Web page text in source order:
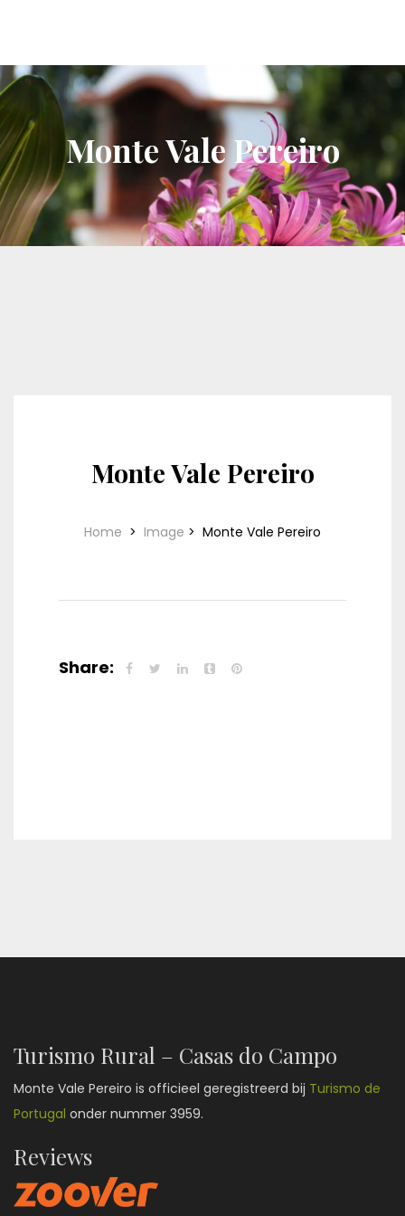
Monte Vale Pereiro
Monte Vale Pereiro
Home > Image > Monte Vale Pereiro
Share:
Turismo Rural – Casas do Campo
Monte Vale Pereiro is officieel geregistreerd bij Turismo de
Portugal onder nummer 3959.
Reviews